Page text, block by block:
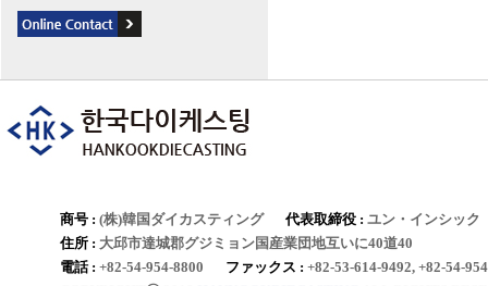
商号 : (株)韓国ダイカスティング 代表取締役 : ユン・インシック
住所 : 大邱市達城郡グジミョン国産業団地互いに40道40
電話 : +82-54-954-8800 ファックス : +82-53-614-9492, +82-54-